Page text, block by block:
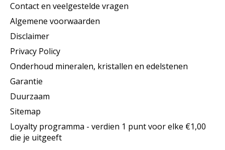
Contact en veelgestelde vragen
Algemene voorwaarden
Disclaimer
Privacy Policy
Onderhoud mineralen, kristallen en edelstenen
Garantie
Duurzaam
Sitemap
Loyalty programma - verdien 1 punt voor elke €1,00
die je uitgeeft